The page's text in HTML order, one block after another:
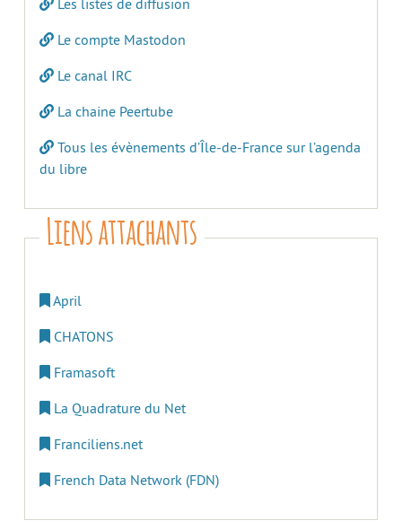
Les listes de diffusion
Le compte Mastodon
Le canal IRC
La chaine Peertube
Tous les évènements d’Île-de-France sur l’agenda
du libre
Liens attachants
April
CHATONS
Framasoft
La Quadrature du Net
Franciliens.net
French Data Network (FDN)